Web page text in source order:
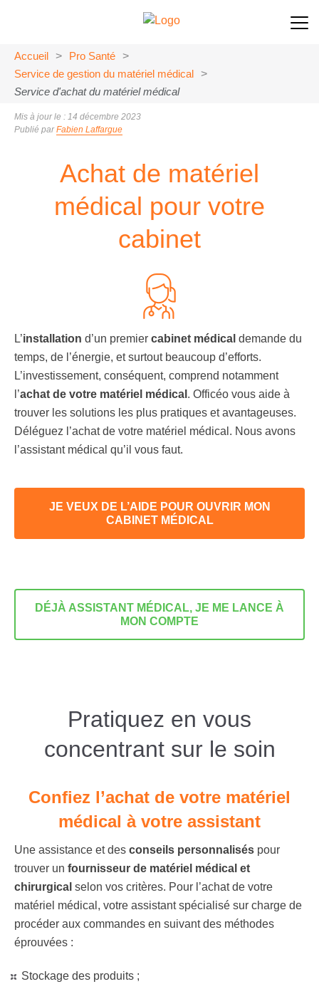
Accueil > Pro Santé
>
Service de gestion du matériel médical
>
Service d'achat du matériel médical
Mis à jour le : 14 décembre 2023
Publié parFabien Laffargue
Achat de matériel
médical pour votre
cabinet
L’installation d’un premier cabinet médical demande du
temps, de l’énergie, et surtout beaucoup d’efforts.
L’investissement, conséquent, comprend notamment
l’achat de votre matériel médical . Officéo vous aide à
trouver les solutions les plus pratiques et avantageuses.
Déléguez l’achat de votre matériel médical. Nous avons
l’assistant médical qu’il vous faut.
JE VEUX DE L’AIDE POUR OUVRIR MON
CABINET MÉDICAL
DÉJÀ ASSISTANT MÉDICAL, JE ME LANCE À
MON COMPTE
Pratiquez en vous
concentrant sur le soin
Confiez l’achat de votre matériel
médical à votre assistant
Une assistance et des conseils personnalisés pour
trouver un fournisseur de matériel médical et
chirurgical selon vos critères. Pour l’achat de votre
matériel médical, votre assistant spécialisé sur charge de
procéder aux commandes en suivant des méthodes
éprouvées :
Stockage des produits ;